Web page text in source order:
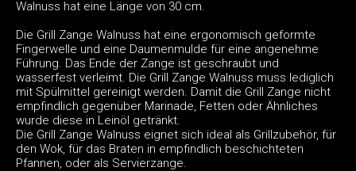
Walnuss hat eine Länge von 30 cm.
Die Grill Zange Walnuss hat eine ergonomisch geformte
Fingerwelle und eine Daumenmulde für eine angenehme
Führung. Das Ende der Zange ist geschraubt und
wasserfest verleimt. Die Grill Zange Walnuss muss lediglich
mit Spülmittel gereinigt werden. Damit die Grill Zange nicht
empfindlich gegenüber Marinade, Fetten oder Ähnliches
wurde diese in Leinöl getränkt.
Die Grill Zange Walnuss eignet sich ideal als Grillzubehör, für
den Wok, für das Braten in empfindlich beschichteten
Pfannen, oder als Servierzange.